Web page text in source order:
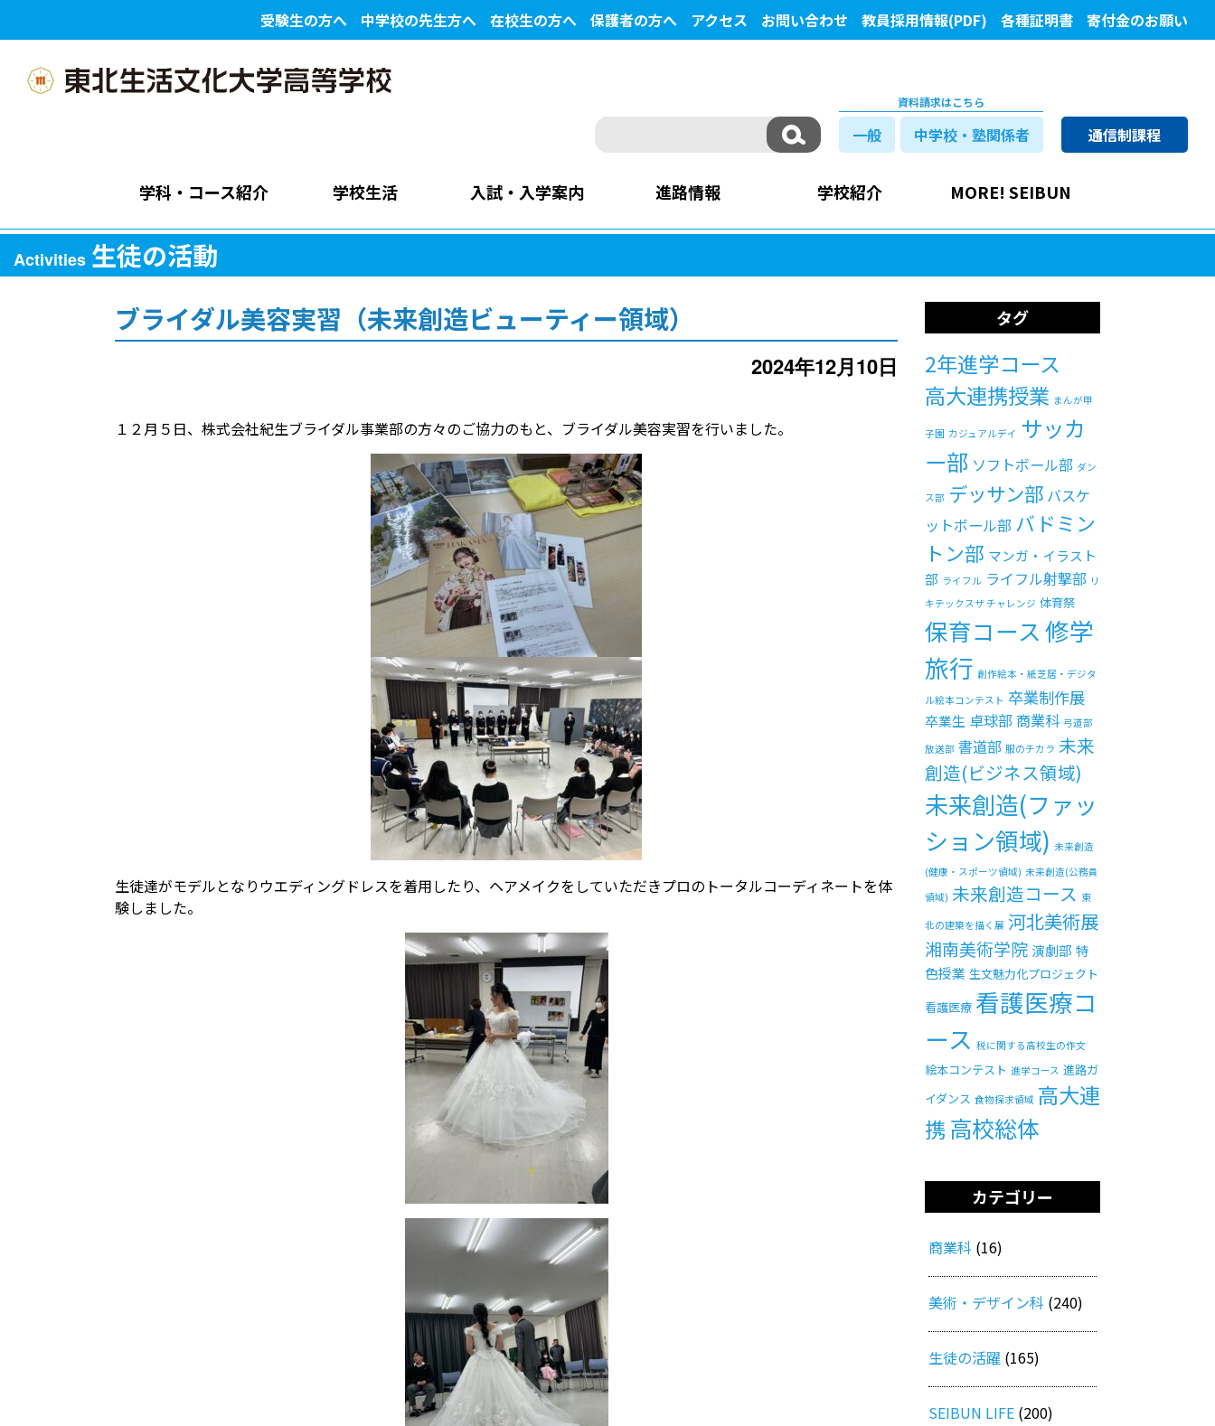
受験生の方へ 中学校の先生方へ 在校生の方へ 保護者の方へ アクセス お問い合わせ 教員採用情報(PDF) 各種証明書 寄付金のお願い
資料請求はこちら
一般 中学校・塾関係者 通信制課程
学科・コース紹介 学校生活 入試・入学案内 進路情報 学校紹介 MORE! SEIBUN
Activities 生徒の活動
ブライダル美容実習（未来創造ビューティー領域）
2024年12月10日
１２月５日、株式会社紀生ブライダル事業部の方々のご協力のもと、ブライダル美容実習を行いました。
生徒達がモデルとなりウエディングドレスを着用したり、ヘアメイクをしていただきプロのトータルコーディネートを体
験しました。
タグ
2年進学コース
高大連携授業 まんが甲
子園 カジュアルデイ サッカ
ー部 ソフトボール部 ダン
ス部 デッサン部 バスケ
ットボール部 バドミン
トン部 マンガ・イラスト
部 ライフル ライフル射撃部 リ
キテックスザ チャレンジ 体育祭
保育コース修学
旅行 創作絵本・紙芝居・デジタ
ル絵本コンテスト 卒業制作展
卒業生 卓球部 商業科 弓道部
放送部 書道部 服のチカラ 未来
創造(ビジネス領域)
未来創造(ファッ
ション領域) 未来創造
(健康・スポーツ領域) 未来創造(公務員
領域) 未来創造コース 東
北の建築を描く展 河北美術展
湘南美術学院 演劇部 特
色授業 生文魅力化プロジェクト
看護医療 看護医療コ
ース 税に関する高校生の作文
絵本コンテスト 進学コース 進路ガ
イダンス 食物探求領域 高大連
携 高校総体
カテゴリー
商業科 (16)
美術・デザイン科 (240)
生徒の活躍 (165)
SEIBUN LIFE (200)